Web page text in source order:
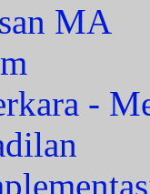
MA
-